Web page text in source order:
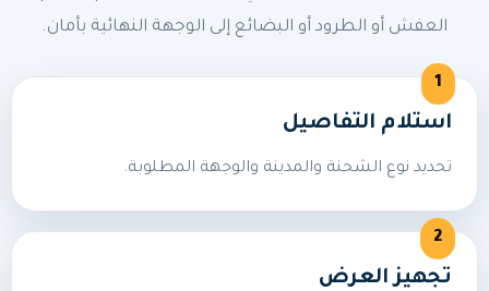
العفش أو الطرود أو البضائع إلى الوجهة النهائية بأمان.
استلام التفاصيل
تحديد نوع الشحنة والمدينة والوجهة المطلوبة.
تجهيز العرض